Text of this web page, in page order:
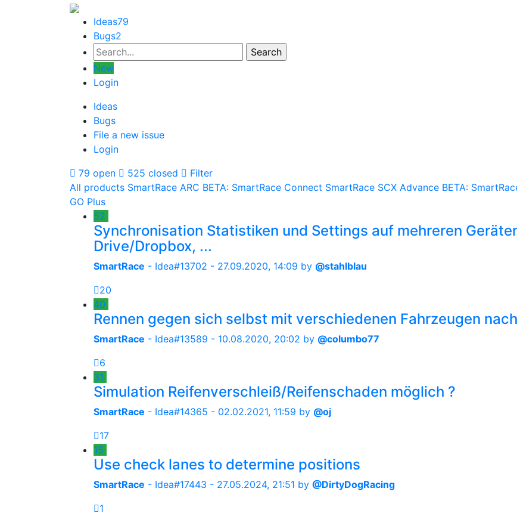
Ideas79
Bugs2
New
Login
Ideas
Bugs
File a new issue
Login
79 open
525 closed
Filter
All products SmartRace ARC BETA: SmartRace Connect SmartRace SCX Advance BETA:
GO Plus
52
Synchronisation Statistiken und Settings auf mehreren
Drive/Dropbox, ...
SmartRace - Idea#13702 - 27.09.2020, 14:09 by @stahlblau
20
40
Rennen gegen sich selbst mit verschiedenen Fahrzeugen
SmartRace - Idea#13589 - 10.08.2020, 20:02 by @columbo77
6
31
Simulation Reifenverschleiß/Reifenschaden möglich ?
SmartRace - Idea#14365 - 02.02.2021, 11:59 by @oj
17
15
Use check lanes to determine positions
SmartRace - Idea#17443 - 27.05.2024, 21:51 by @DirtyDogRacing
1